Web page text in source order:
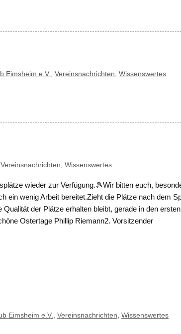
Eimsheim e.V., Vereinsnachrichten, Wissenswertes
Vereinsnachrichten, Wissenswertes
wieder zur Verfügung.🎾Wir bitten euch,
ein wenig Arbeit bereitet.Zieht die Plätze nach dem
der Plätze erhalten bleibt, gerade in den
Ostertage Phillip Riemann2. Vorsitzender
Eimsheim e.V. Vereinsnachrichten Wissenswertes